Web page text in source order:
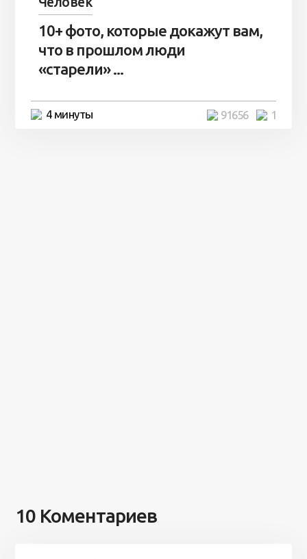
10+ фото, которые докажут вам,
что в прошлом люди
«старели» ...
4 минуты 1
91656
10 Коментариев